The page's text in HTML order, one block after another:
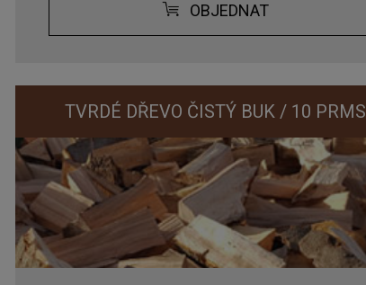
OBJEDNAT
TVRDÉ DŘEVO ČISTÝ BUK / 10 PRMS